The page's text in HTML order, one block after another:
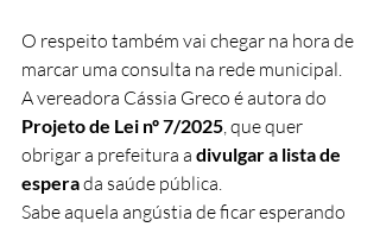
O respeito também vai chegar na hora de
marcar uma consulta na rede municipal.
A vereadora Cássia Greco é autora do
Projeto de Lei nº 7/2025, que quer
obrigar a prefeitura a divulgar a lista de
espera da saúde pública.
Sabe aquela angústia de ficar esperando